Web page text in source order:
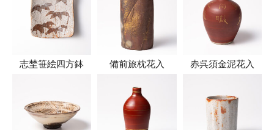
志埜笹絵四方鉢 備前旅枕花入 赤呉須金泥花入